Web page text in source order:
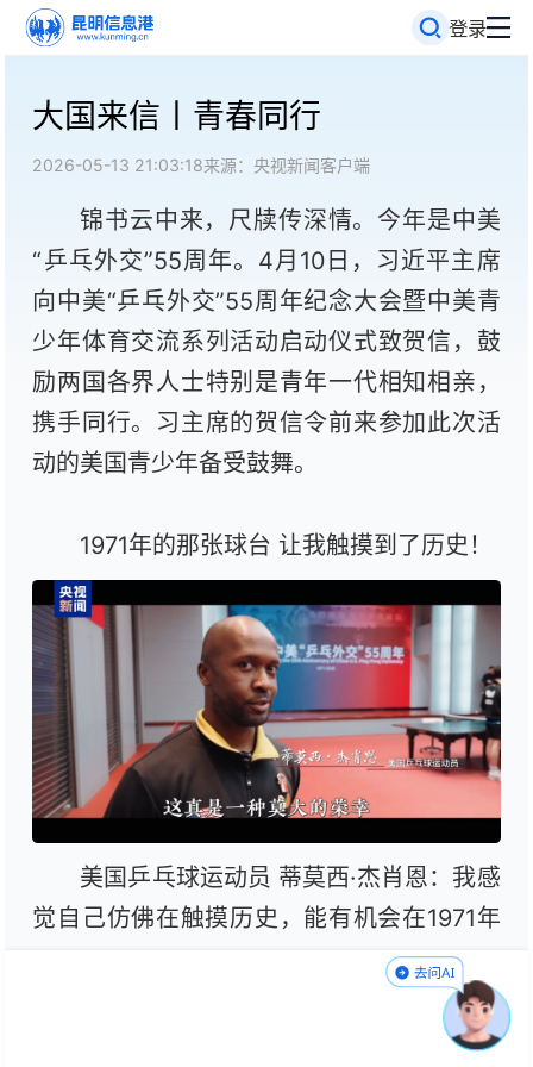
登录
大国来信丨青春同行
2026-05-13 21:03:18来源：央视新闻客户端
锦书云中来，尺牍传深情。今年是中美
“乒乓外交”55周年。4月10日，习近平主席
向中美“乒乓外交”55周年纪念大会暨中美青
少年体育交流系列活动启动仪式致贺信，鼓
励两国各界人士特别是青年一代相知相亲，
携手同行。习主席的贺信令前来参加此次活
动的美国青少年备受鼓舞。
1971年的那张球台 让我触摸到了历史！
美国乒乓球运动员 蒂莫西·杰肖恩：我感
觉自己仿佛在触摸历史，能有机会在1971年
比赛的那张球台打球，并且还能了解当时参
赛球员们的故事，这真是一种莫大的荣幸。